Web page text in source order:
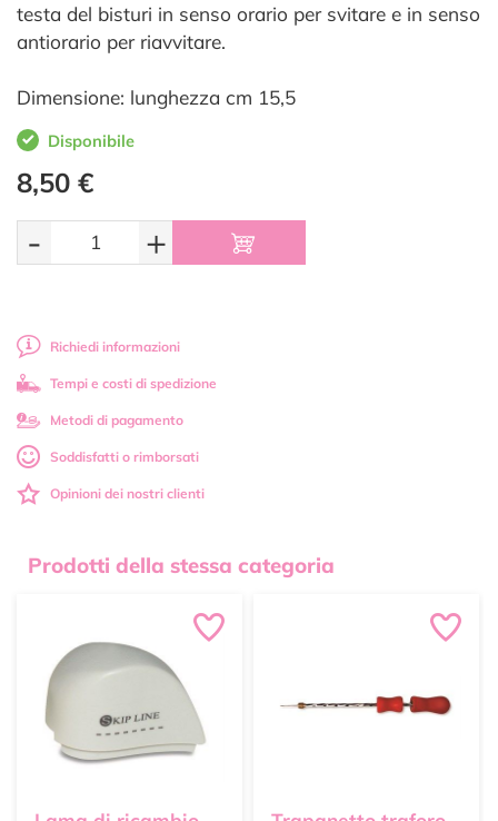
testa del bisturi in senso orario per svitare e in senso
antiorario per riavvitare.
Dimensione: lunghezza cm 15,5
Disponibile
8,50 €
- +
Richiedi informazioni
Tempi e costi di spedizione
Metodi di pagamento
Soddisfatti o rimborsati
Opinioni dei nostri clienti
Prodotti della stessa categoria